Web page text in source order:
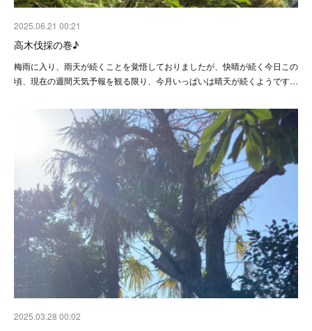
2025.06.21 00:21
高木伐採の巻♪
梅雨に入り、雨天が続くことを覚悟しておりましたが、快晴が続く今日この
頃、現在の週間天気予報を観る限り、今月いっぱいは晴天が続くようです…
2025.03.28 00:02